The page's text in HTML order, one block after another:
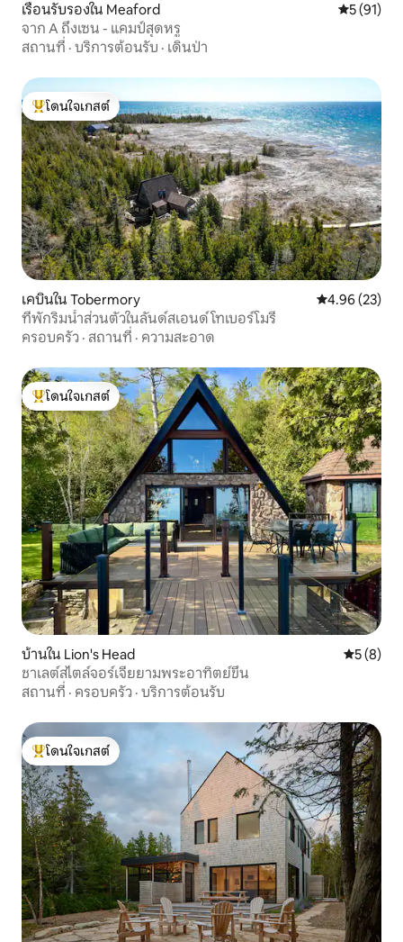
เรือนรับรองใน Meaford คะแนนเฉลี่
5 (91)
จาก A ถึงเซน - แคมป์สุดหรู
สถานที่ · บริการต้อนรับ · เดินป่า
โดนใจเกสต์ที่สุด
โดนใจเกสต์
เคบินใน Tobermory คะแนนเฉลี่ย
4.96 (23)
ที่พักริมน้ำส่วนตัวในลันด์สเอนด์ โทเบอร์โมรี
ครอบครัว · สถานที่ · ความสะอาด
โดนใจเกสต์ที่สุด
โดนใจเกสต์
บ้านใน Lion's Head คะแนนเฉ
5 (8)
ชาเลต์สไตล์จอร์เจียยามพระอาทิตย์ขึ้น
สถานที่ · ครอบครัว · บริการต้อนรับ
โดนใจเกสต์ที่สุด
โดนใจเกสต์